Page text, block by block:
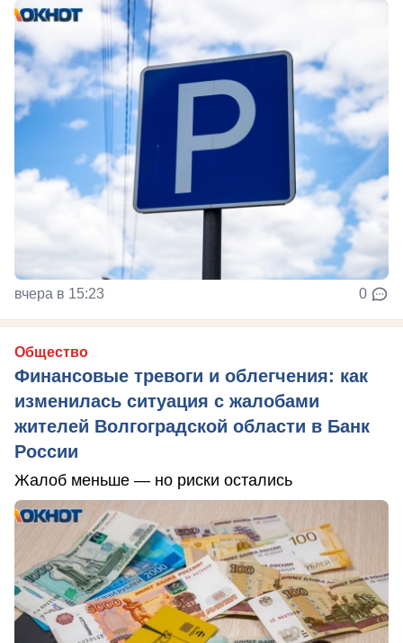
вчера в 15:23 0
Общество
Финансовые тревоги и облегчения: как
изменилась ситуация с жалобами
жителей Волгоградской области в Банк
России
Жалоб меньше — но риски остались